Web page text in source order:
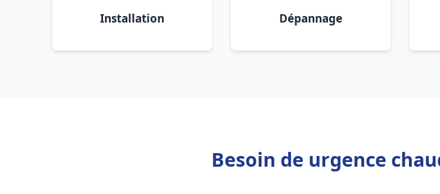
Installation Dépannage
Besoin de urgence